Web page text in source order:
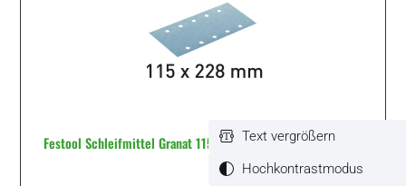
Festool Schleifmittel Granat 115x228 P180 GR/100 #498949
Text vergrößern
Hochkontrastmodus